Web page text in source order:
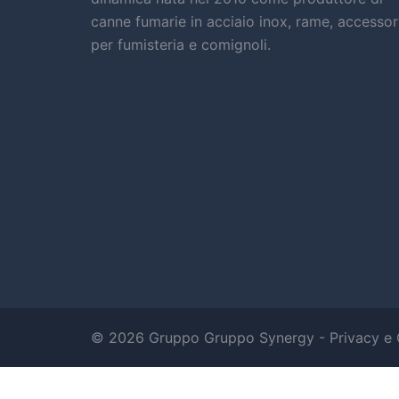
canne fumarie in acciaio inox, rame,
per fumisteria e comignoli.
© 2026 Gruppo Gruppo Synergy - Privacy e